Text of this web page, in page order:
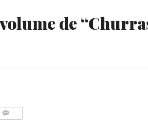
de